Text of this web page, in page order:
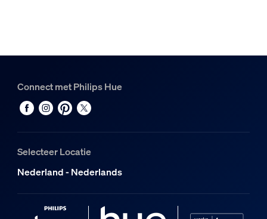
Connect met Philips Hue
Selecteer Locatie
Nederland - Nederlands